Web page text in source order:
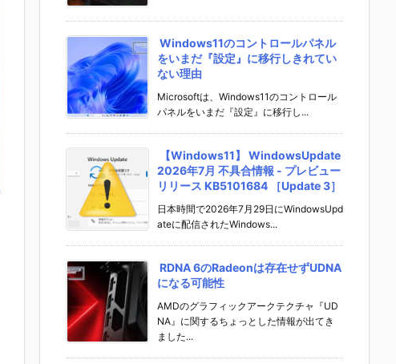
Windows11のコントロールパネル
をいまだ『設定』に移行しきれてい
ない理由
Microsoftは、Windows11のコントロール
パネルをいまだ『設定』に移行し...
【Windows11】 WindowsUpdate
2026年7月 不具合情報 - プレビュー
リリース KB5101684 ［Update 3］
日本時間で2026年7月29日にWindowsUpd
ateに配信されたWindows...
RDNA 6のRadeonは存在せずUDNA
になる可能性
AMDのグラフィックアークテクチャ『UD
NA』に関するちょっとした情報が出てき
ました...